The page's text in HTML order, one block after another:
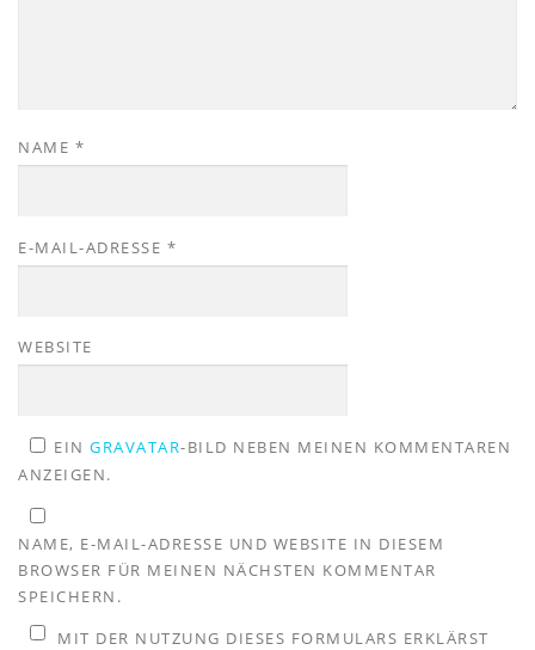
NAME *
E-MAIL-ADRESSE *
WEBSITE
EINGRAVATAR-BILD NEBEN MEINEN KOMMENTAREN
ANZEIGEN.
NAME, E-MAIL-ADRESSE UND WEBSITE IN DIESEM
BROWSER FÜR MEINEN NÄCHSTEN KOMMENTAR
SPEICHERN.
MIT DER NUTZUNG DIESES FORMULARS ERKLÄRST